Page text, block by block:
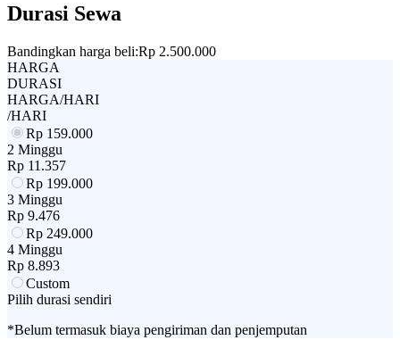
Durasi Sewa
Bandingkan harga beli:Rp 2.500.000
HARGA
DURASI
HARGA/HARI
/HARI
Rp 159.000
2 Minggu
Rp 11.357
Rp 199.000
3 Minggu
Rp 9.476
Rp 249.000
4 Minggu
Rp 8.893
Custom
Pilih durasi sendiri
*Belum termasuk biaya pengiriman dan penjemputan